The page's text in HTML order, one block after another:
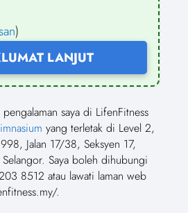
)
LANJUT
saya di LifenFitness
yang terletak di Level 2,
Jalan 17/38, Seksyen 17,
Saya boleh dihubungi
8512 atau lawati laman web
.